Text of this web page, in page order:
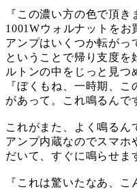
『この濃い方の色で頂き
1001Wウォルナットをお
アンプはいくつか転がっ
ということで帰り支度を
ルトンの中をじっと見つ
『ぼくもね、一時期、
があって。これ鳴るんで
これがまた、よく鳴るん
アンプ内蔵なのでスマホ
だいて、すぐに鳴らせま
『これは驚いたなあ、